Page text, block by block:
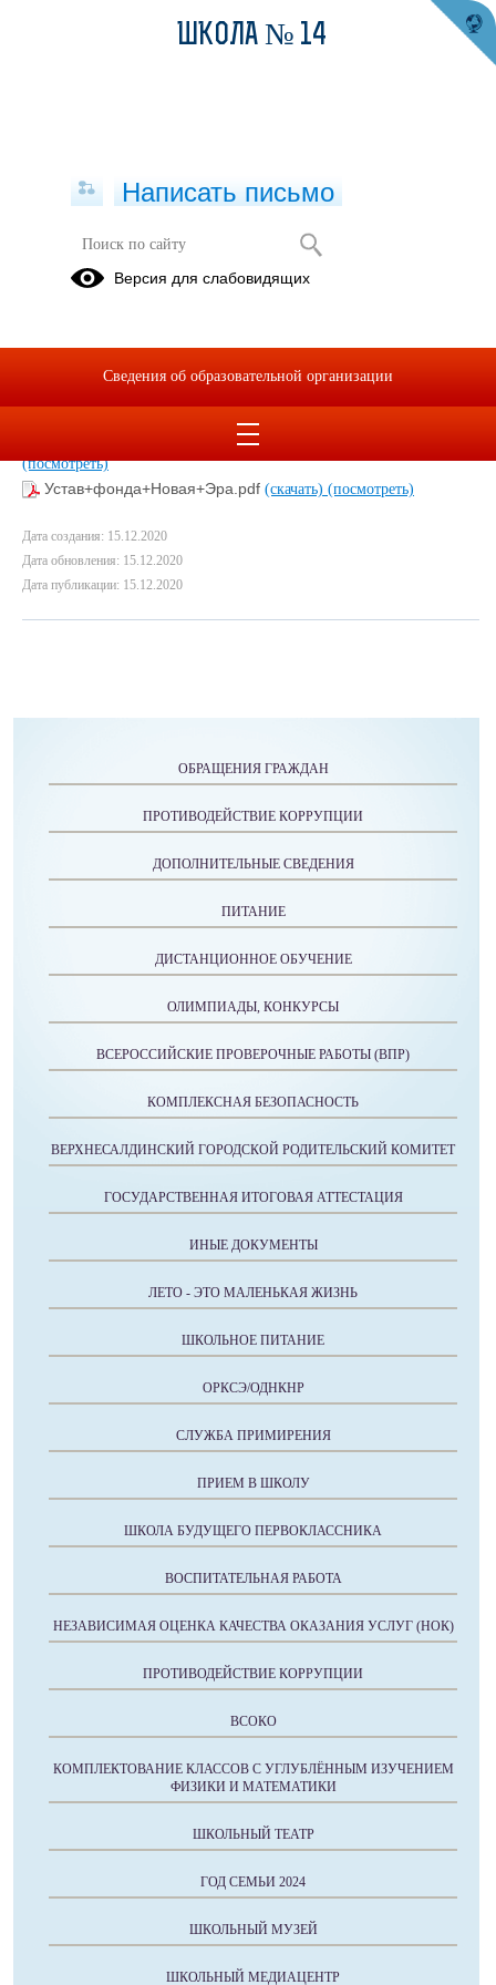
Фонд развития науки и образования
"Новая эра"
Плакат+для+стендов+Фонд+Новая+Эра.pdf
(скачать)
Презентация+проекта+Фонд+Новая+Эра.pdf
(посмотреть)
Устав+фонда+Новая+Эра.pdf (скачать) (посмотреть)
Дата создания: 15.12.2020
Дата обновления: 15.12.2020
Дата публикации: 15.12.2020
ОБРАЩЕНИЯ ГРАЖДАН
ПРОТИВОДЕЙСТВИЕ КОРРУПЦИИ
ДОПОЛНИТЕЛЬНЫЕ СВЕДЕНИЯ
ПИТАНИЕ
ДИСТАНЦИОННОЕ ОБУЧЕНИЕ
ОЛИМПИАДЫ, КОНКУРСЫ
ВСЕРОССИЙСКИЕ ПРОВЕРОЧНЫЕ РАБОТЫ (ВПР)
КОМПЛЕКСНАЯ БЕЗОПАСНОСТЬ
ВЕРХНЕСАЛДИНСКИЙ ГОРОДСКОЙ РОДИТЕЛЬСКИЙ КОМИТЕТ
ГОСУДАРСТВЕННАЯ ИТОГОВАЯ АТТЕСТАЦИЯ
ИНЫЕ ДОКУМЕНТЫ
ЛЕТО - ЭТО МАЛЕНЬКАЯ ЖИЗНЬ
ШКОЛЬНОЕ ПИТАНИЕ
ОРКСЭ/ОДНКНР
СЛУЖБА ПРИМИРЕНИЯ
ПРИЕМ В ШКОЛУ
ШКОЛА БУДУЩЕГО ПЕРВОКЛАССНИКА
ВОСПИТАТЕЛЬНАЯ РАБОТА
НЕЗАВИСИМАЯ ОЦЕНКА КАЧЕСТВА ОКАЗАНИЯ УСЛУГ (НОК)
ПРОТИВОДЕЙСТВИЕ КОРРУПЦИИ
ВСОКО
КОМПЛЕКТОВАНИЕ КЛАССОВ С УГЛУБЛЁННЫМ ИЗУЧЕНИЕМ
ФИЗИКИ И МАТЕМАТИКИ
ШКОЛЬНЫЙ ТЕАТР
ГОД СЕМЬИ 2024
ШКОЛЬНЫЙ МУЗЕЙ
ШКОЛЬНЫЙ МЕДИАЦЕНТР
ШКОЛА № 14
Написать письмо
Версия для слабовидящих
Сведения об образовательной организации